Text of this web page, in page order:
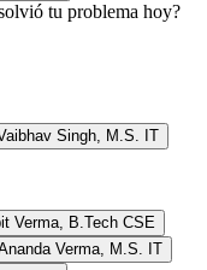
tu problema hoy?
Singh, M.S. IT
Verma, B.Tech CSE
Verma, M.S. IT